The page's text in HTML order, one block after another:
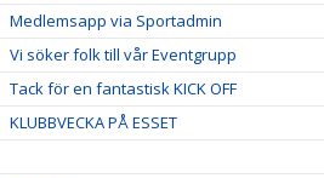
Medlemsapp via Sportadmin
Vi söker folk till vår Eventgrupp
Tack för en fantastisk KICK OFF
KLUBBVECKA PÅ ESSET